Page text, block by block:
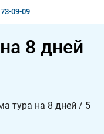
09-09
8 дней
тура на 8 дней / 5